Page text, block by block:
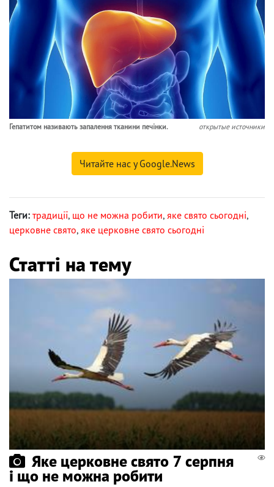
Гепатитом називають запалення тканини печінки. открытые источники
Читайте нас у Google.News
Теги: традиції, що не можна робити, яке свято сьогодні,
церковне свято, яке церковне свято сьогодні
Статті на тему
Яке церковне свято 7 серпня
і що не можна робити